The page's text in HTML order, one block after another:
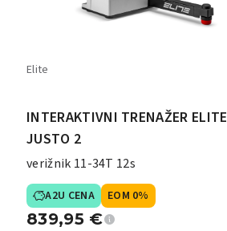
Elite
INTERAKTIVNI TRENAŽER ELITE
JUSTO 2
verižnik 11-34T 12s
A2U CENA EOM 0%
839,95 €